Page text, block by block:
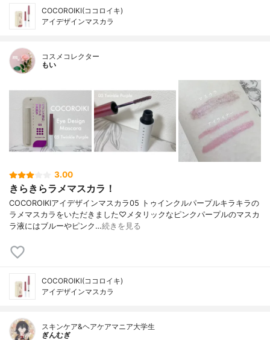
COCOROIKI(ココロイキ)
アイデザインマスカラ
コスメコレクター
もい
3.00
きらきらラメマスカラ！
COCOROIKIアイデザインマスカラ05 トゥインクルパープルキラキラの
ラメマスカラをいただきました♡メタリックなピンクパープルのマスカ
ラ液にはブルーやピンク…続きを見る
COCOROIKI(ココロイキ)
アイデザインマスカラ
スキンケア&ヘアケアマニア大学生
ぎんむぎ